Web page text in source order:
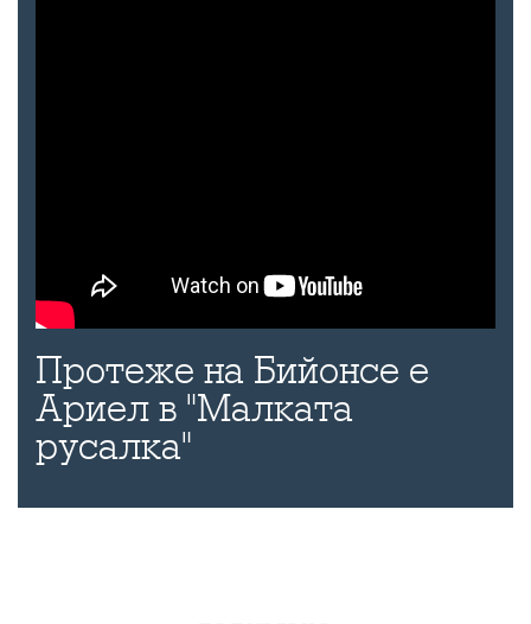
Протеже на Бийонсе е
Ариел в "Малката
русалка"